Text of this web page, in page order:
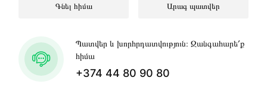
Գնել հիմա Արագ պատվեր
Պատվեր և խորհրդատվություն։ Զանգահարե՛ք
հիմա
+374 44 80 90 80